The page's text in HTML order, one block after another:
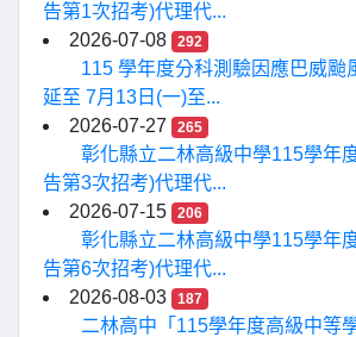
告第1次招考)代理代...
2026-07-08
292
115 學年度分科測驗因應巴威颱
延至 7月13日(一)至...
2026-07-27
265
彰化縣立二林高級中學115學年
告第3次招考)代理代...
2026-07-15
206
彰化縣立二林高級中學115學年
告第6次招考)代理代...
2026-08-03
187
二林高中「115學年度高級中等